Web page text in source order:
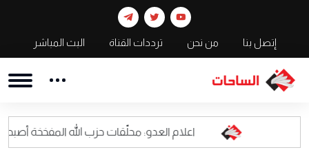
إتصل بنا من نحن ترددات القناة البث المباشر
اعلام العدو: محلّقات حزب الله المفخخة أصبحت كابوسا